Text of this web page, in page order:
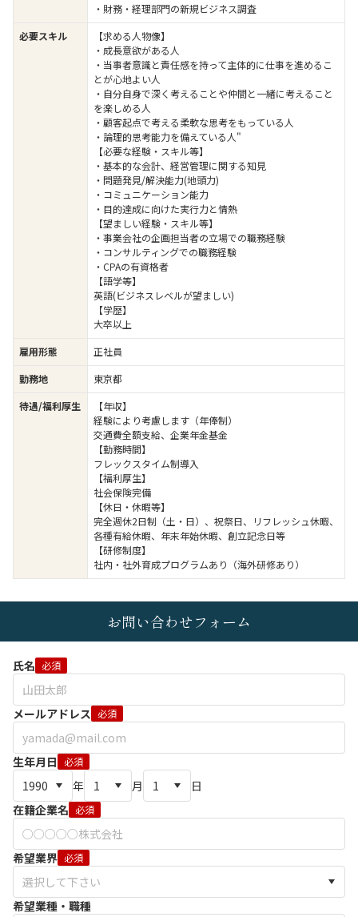
・財務・経理部門の新規ビジネス調査
必要スキル
【求める人物像】
・成長意欲がある人
・当事者意識と責任感を持って主体的に仕事を進めるこ
とが心地よい人
・自分自身で深く考えることや仲間と一緒に考えること
を楽しめる人
・顧客起点で考える柔軟な思考をもっている人
・論理的思考能力を備えている人"
【必要な経験・スキル等】
・基本的な会計、経営管理に関する知見
・問題発見/解決能力(地頭力)
・コミュニケーション能力
・目的達成に向けた実行力と情熱
【望ましい経験・スキル等】
・事業会社の企画担当者の立場での職務経験
・コンサルティングでの職務経験
・CPAの有資格者
【語学等】
英語(ビジネスレベルが望ましい)
【学歴】
大卒以上
雇用形態
正社員
勤務地
東京都
待遇/福利厚生
【年収】
経験により考慮します（年俸制）
交通費全額支給、企業年金基金
【勤務時間】
フレックスタイム制導入
【福利厚生】
社会保険完備
【休日・休暇等】
完全週休2日制（土・日）、祝祭日、リフレッシュ休暇、
各種有給休暇、年末年始休暇、創立記念日等
【研修制度】
社内・社外育成プログラムあり（海外研修あり）
お問い合わせフォーム
氏名 必須
メールアドレス 必須
生年月日 必須
年 月
日
在籍企業名 必須
希望業界 必須
希望業種・職種